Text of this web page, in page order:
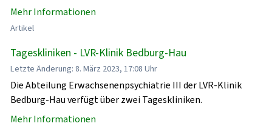
Mehr Informationen
Artikel
Tageskliniken - LVR-Klinik Bedburg-Hau
Letzte Änderung: 8. März 2023, 17:08 Uhr
Die Abteilung Erwachsenenpsychiatrie III der LVR-Klinik
Bedburg-Hau verfügt über zwei Tageskliniken.
Mehr Informationen